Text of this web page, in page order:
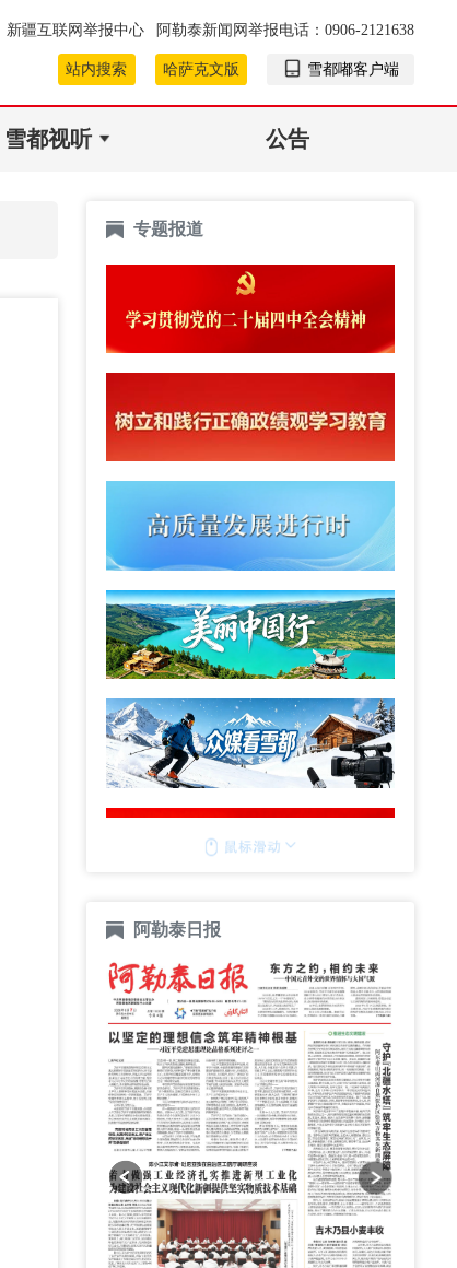
新疆互联网举报中心 阿勒泰新闻网举报电话：0906-2121638
站内搜索 哈萨克文版 雪都嘟客户端
雪都视听 公告
专题报道
阿勒泰日报